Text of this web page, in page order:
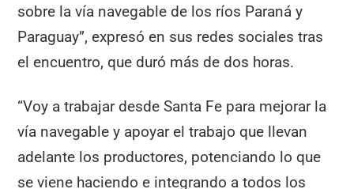
sobre la vía navegable de los ríos Paraná y
Paraguay”, expresó en sus redes sociales tras
el encuentro, que duró más de dos horas.
“Voy a trabajar desde Santa Fe para mejorar la
vía navegable y apoyar el trabajo que llevan
adelante los productores, potenciando lo que
se viene haciendo e integrando a todos los